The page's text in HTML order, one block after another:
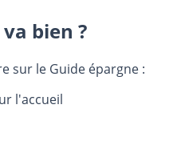
bien ?
sur le Guide épargne :
l'accueil